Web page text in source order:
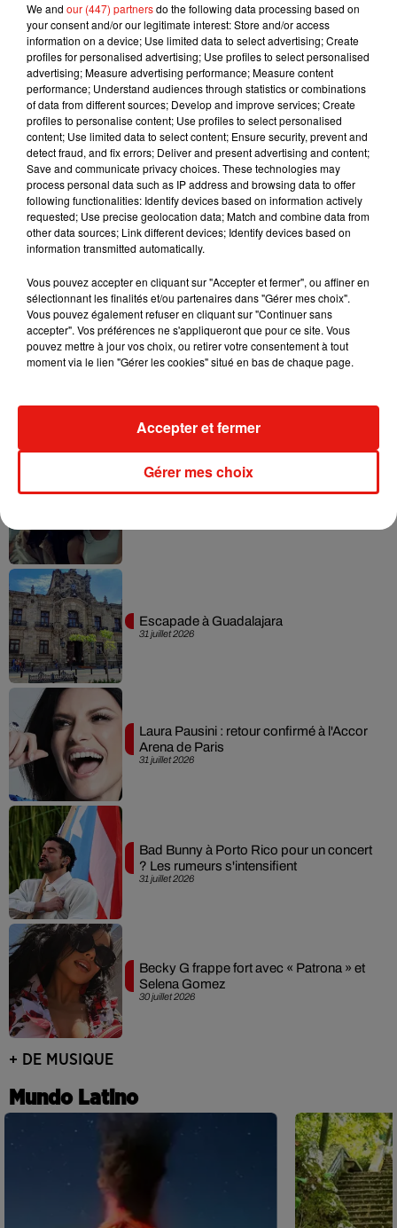
Musique
6 août 2026
Benny Blanco invite Selena Gomez et
31 juillet 2026
Escapade à Guadalajara
31 juillet 2026
Laura Pausini : retour confirmé à l'Accor
Arena de Paris
31 juillet 2026
Bad Bunny à Porto Rico pour un concert
? Les rumeurs s'intensifient
30 juillet 2026
Becky G frappe fort avec « Patrona » et
Selena Gomez
+ DE MUSIQUE
Mundo Latino
We and our (447) partnersdo the following data processing based on
your consent and/or our legitimate interest: Store and/or access
information on a device; Use limited data to select advertising; Create
profiles for personalised advertising; Use profiles to select personalised
advertising; Measure advertising performance; Measure content
performance; Understand audiences through statistics or combinations
of data from different sources; Develop and improve services; Create
profiles to personalise content; Use profiles to select personalised
content; Use limited data to select content; Ensure security, prevent and
detect fraud, and fix errors; Deliver and present advertising and content;
Save and communicate privacy choices. These technologies may
process personal data such as IP address and browsing data to offer
following functionalities: Identify devices based on information actively
requested; Use precise geolocation data; Match and combine data from
other data sources; Link different devices; Identify devices based on
information transmitted automatically.
Vous pouvez accepter en cliquant sur "Accepter et fermer", ou affiner en
sélectionnant les finalités et/ou partenaires dans "Gérer mes choix".
Vous pouvez également refuser en cliquant sur "Continuer sans
accepter". Vos préférences ne s'appliqueront que pour ce site. Vous
pouvez mettre à jour vos choix, ou retirer votre consentement à tout
moment via le lien "Gérer les cookies" situé en bas de chaque page.
Gérer mes choix
Accepter et fermer